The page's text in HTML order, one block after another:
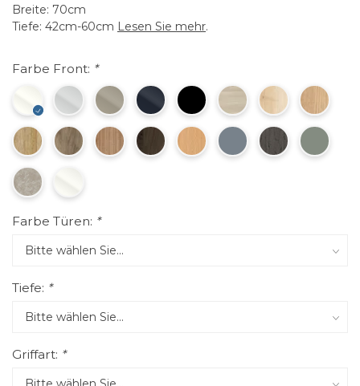
Breite: 70cm
Tiefe: 42cm-60cm Lesen Sie mehr.
Farbe Front: *
Farbe Türen: *
Tiefe: *
Griffart: *